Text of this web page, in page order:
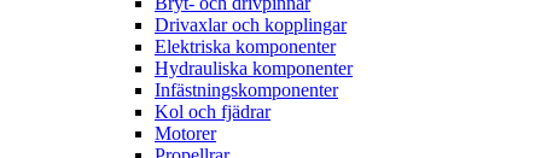
Drivaxlar och kopplingar
Elektriska komponenter
Hydrauliska komponenter
Infästningskomponenter
Kol och fjädrar
Motorer